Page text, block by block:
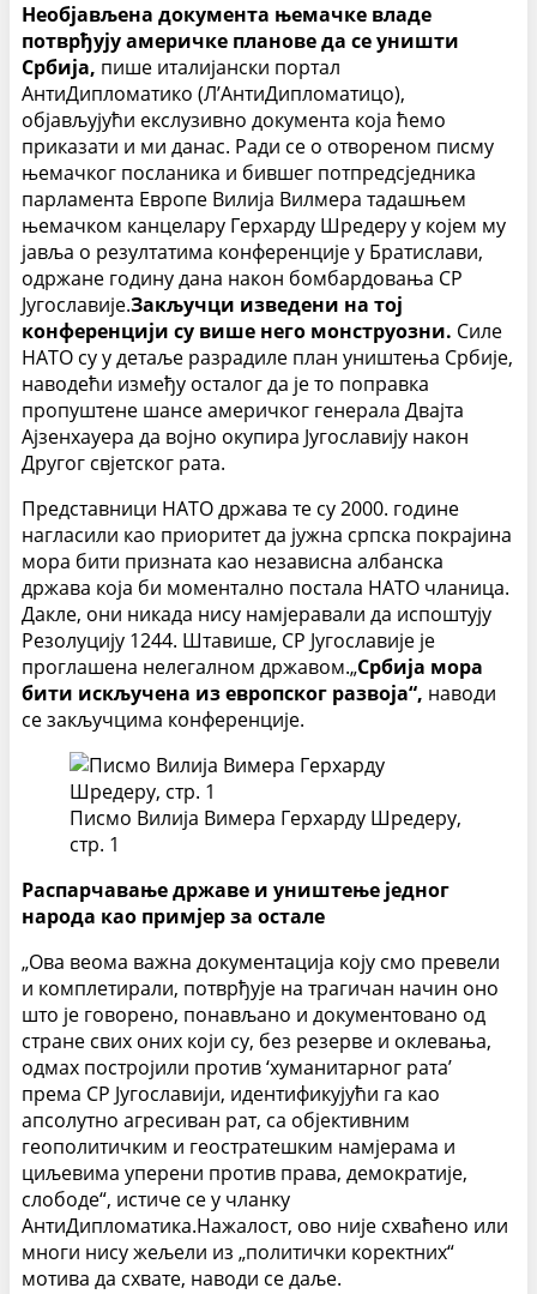
Необјављена документа њемачке владе
потврђују америчке планове да се уништи
Србија, пише италијански портал
АнтиДипломатико (Л’АнтиДипломатицо),
објављујући екслузивно документа која ћемо
приказати и ми данас. Ради се о отвореном писму
њемачког посланика и бившег потпредсједника
парламента Европе Вилија Вилмера тадашњем
њемачком канцелару Герхарду Шредеру у којем му
јавља о резултатима конференције у Братислави,
одржане годину дана након бомбардовања СР
Југославије.Закључци изведени на тој
конференцији су више него монструозни. Силе
НАТО су у детаље разрадиле план уништења Србије,
наводећи између осталог да је то поправка
пропуштене шансе америчког генерала Двајта
Ајзенхауера да војно окупира Југославију након
Другог свјетског рата.
Представници НАТО држава те су 2000. године
нагласили као приоритет да јужна српска покрајина
мора бити призната као независна албанска
држава која би моментално постала НАТО чланица.
Дакле, они никада нису намјеравали да испоштују
Резолуцију 1244. Штавише, СР Југославије је
проглашена нелегалном државом.„Србија мора
бити искључена из европског развоја“, наводи
се закључцима конференције.
Писмо Вилија Вимера Герхарду Шредеру,
стр. 1
Распарчавање државе и уништење једног
народа као примјер за остале
„Ова веома важна документација коју смо превели
и комплетирали, потврђује на трагичан начин оно
што је говорено, понављано и документовано од
стране свих оних који су, без резерве и оклевања,
одмах постројили против ‘хуманитарног рата’
према СР Југославији, идентификујући га као
апсолутно агресиван рат, са објективним
геополитичким и геостратешким намјерама и
циљевима уперени против права, демократије,
слободе“, истиче се у чланку
АнтиДипломатика.Нажалост, ово није схваћено или
многи нису жељели из „политички коректних“
мотива да схвате, наводи се даље.